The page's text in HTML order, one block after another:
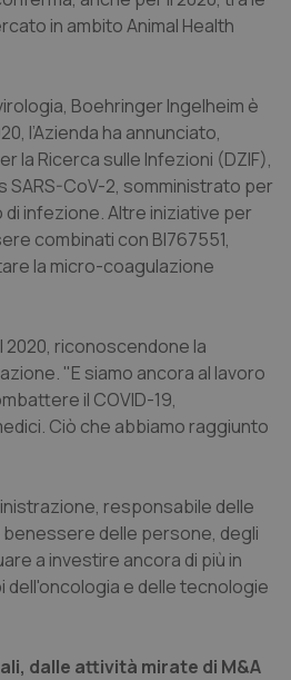
in ambito Animal Health
Boehringer Ingelheim è
l’Azienda ha annunciato,
la Ricerca sulle Infezioni (DZIF),
SARS-CoV-2, somministrato per
infezione. Altre iniziative per
combinati con BI767551,
la micro-coagulazione
2020, riconoscendone la
"E siamo ancora al lavoro
il COVID-19,
Ciò che abbiamo raggiunto
responsabile delle
delle persone, degli
a investire ancora di più in
dell'oncologia e delle tecnologie
dalle attività mirate di M&A